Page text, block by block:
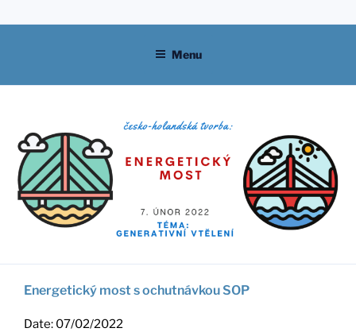
to
Menu
Energetický most s ochutnávkou SOP
Date: 07/02/2022